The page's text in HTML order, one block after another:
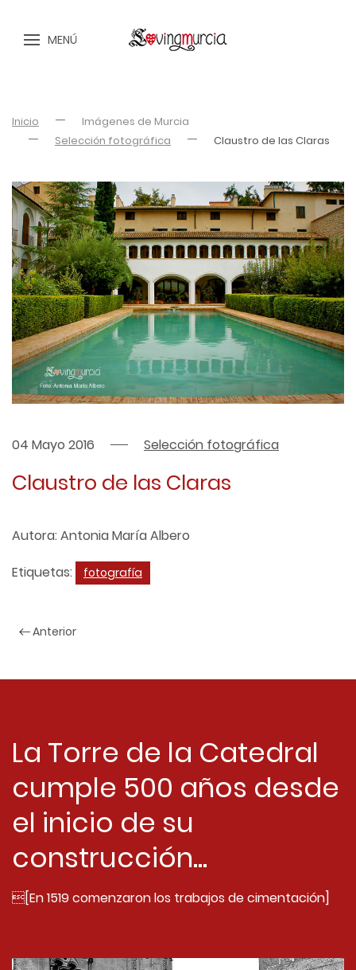
MENÚ
Inicio
Imágenes de Murcia
Selección fotográfica
Claustro de las Claras
04 Mayo 2016 Selección fotográfica
Claustro de las Claras
Autora: Antonia María Albero
Etiquetas:
fotografía
Anterior
La Torre de la Catedral
cumple 500 años desde
el inicio de su
construcción...
[En 1519 comenzaron los trabajos de cimentación]